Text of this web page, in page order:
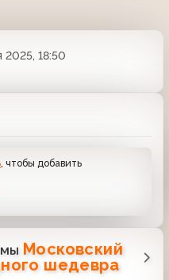
2025, 18:50
, чтобы добавить
Московский
шедевра